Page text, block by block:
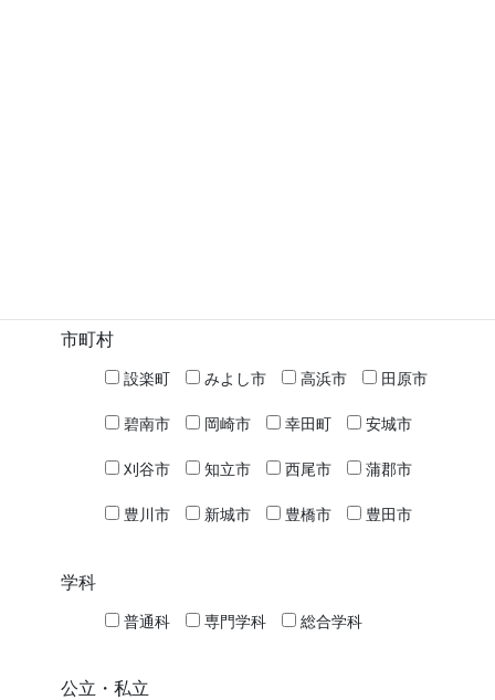
市町村
設楽町 みよし市 高浜市 田原市
碧南市 岡崎市 幸田町 安城市
刈谷市 知立市 西尾市 蒲郡市
豊川市 新城市 豊橋市 豊田市
学科
普通科 専門学科 総合学科
公立・私立